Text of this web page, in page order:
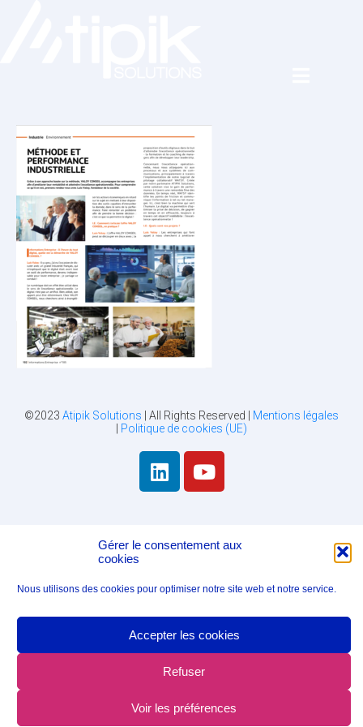
Gérer le consentement aux
cookies
Nous utilisons des cookies pour optimiser notre site web et notre service.
Accepter les cookies
Refuser
Voir les préférences
©2023 Atipik Solutions | All Rights Reserved | Mentions légales
Politique de cookies (UE)